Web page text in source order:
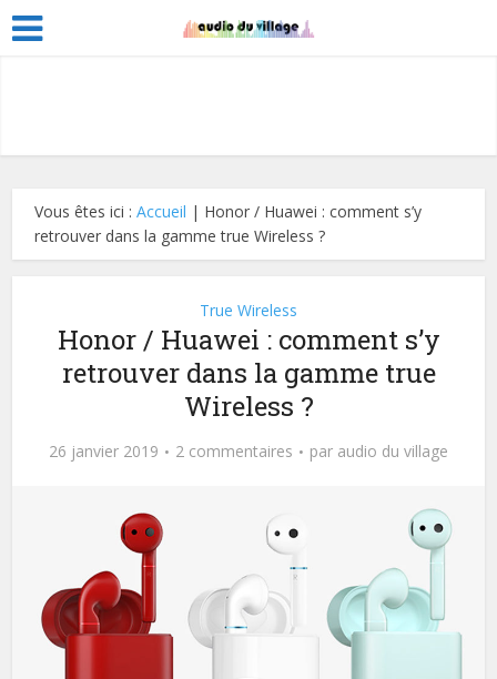
Vous êtes ici :Accueil | Honor / Huawei : comment s’y
retrouver dans la gamme true Wireless ?
True Wireless
Honor / Huawei : comment s’y
retrouver dans la gamme true
Wireless ?
26 janvier 2019 2 commentaires par audio du village